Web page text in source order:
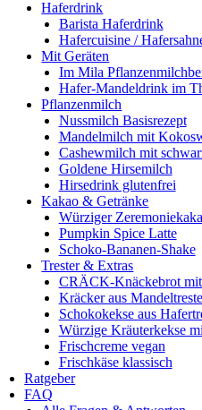
Haferdrink
Barista Haferdrink
Hafercuisine /
Mit Geräten
Im Mila
Hafer-Mandeldrink im
Pflanzenmilch
Nussmilch Basisrezept
Mandelmilch mit
Cashewmilch mit
Goldene Hirsemilch
Hirsedrink glutenfrei
Kakao & Getränke
Würziger
Pumpkin Spice Latte
Schoko-Bananen-Shake
Trester & Extras
CRÄCK-Knäckebrot mit
Kräcker aus
Schokokekse aus
Würzige Kräuterkekse
Frischcreme vegan
Frischkäse klassisch
Ratgeber
FAQ